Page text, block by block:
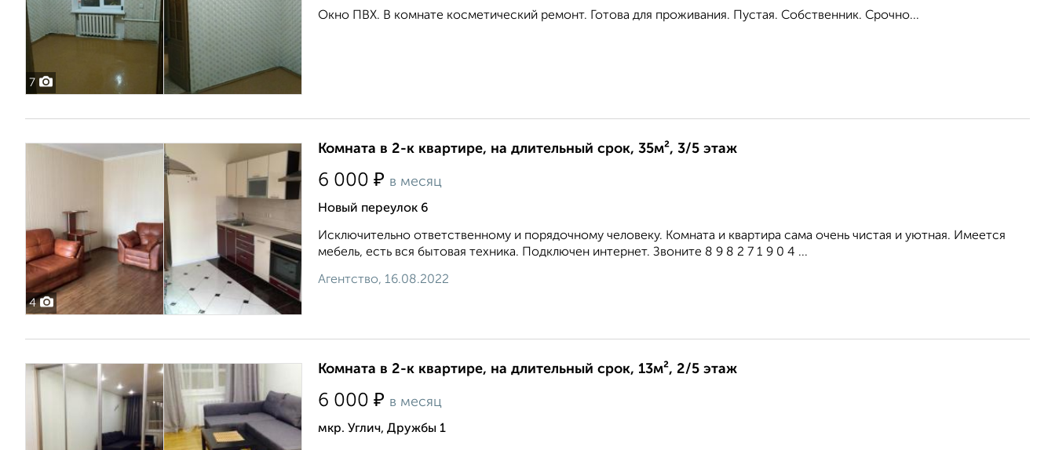
7
Окно ПВХ. В комнате косметический ремонт. Готова для проживания. Пустая. Собственник. Срочно...
4
Комната в 2-к квартире, на длительный срок, 35м², 3/5 этаж
6 000 ₽ в месяц
Новый переулок 6
Исключительно ответственному и порядочному человеку. Комната и квартира сама очень чистая и уютная. Имеется
мебель, есть вся бытовая техника. Подключен интернет. Звоните 8 9 8 2 7 1 9 0 4 ...
Агентство, 16.08.2022
Комната в 2-к квартире, на длительный срок, 13м², 2/5 этаж
6 000 ₽ в месяц
мкр. Углич, Дружбы 1